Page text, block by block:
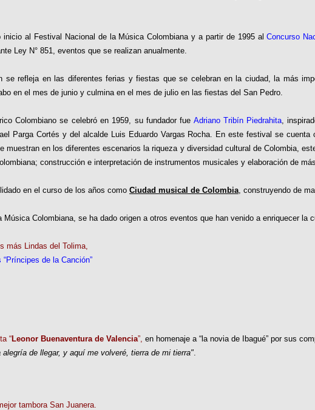
inicio al Festival Nacional de la Música Colombiana y a partir de 1995 alConcurso
Ley N° 851, eventos que se realizan anualmente.
se refleja en las diferentes ferias y fiestas que se celebran en la ciudad, la más
en el mes de junio y culmina en el mes de julio en las fiestas del San Pedro.
Colombiano se celebró en 1959, su fundador fue Adriano Tribín Piedrahita,
Parga Cortés y del alcalde Luis Eduardo Vargas Rocha. En este festival se
muestran en los diferentes escenarios la riqueza y diversidad cultural de Colombia,
construcción e interpretación de instrumentos musicales y elaboración de
en el curso de los años como Ciudad musical de Colombia, construyendo de
Colombiana, se ha dado origen a otros eventos que han venido a enriquecer la
más Lindas del Tolima,
de la Canción”
“Leonor Buenaventura de Valencia”, en homenaje a “la novia de Ibagué” por sus
de llegar, y aquí me volveré, tierra de mi tierra".
tambora San Juanera.